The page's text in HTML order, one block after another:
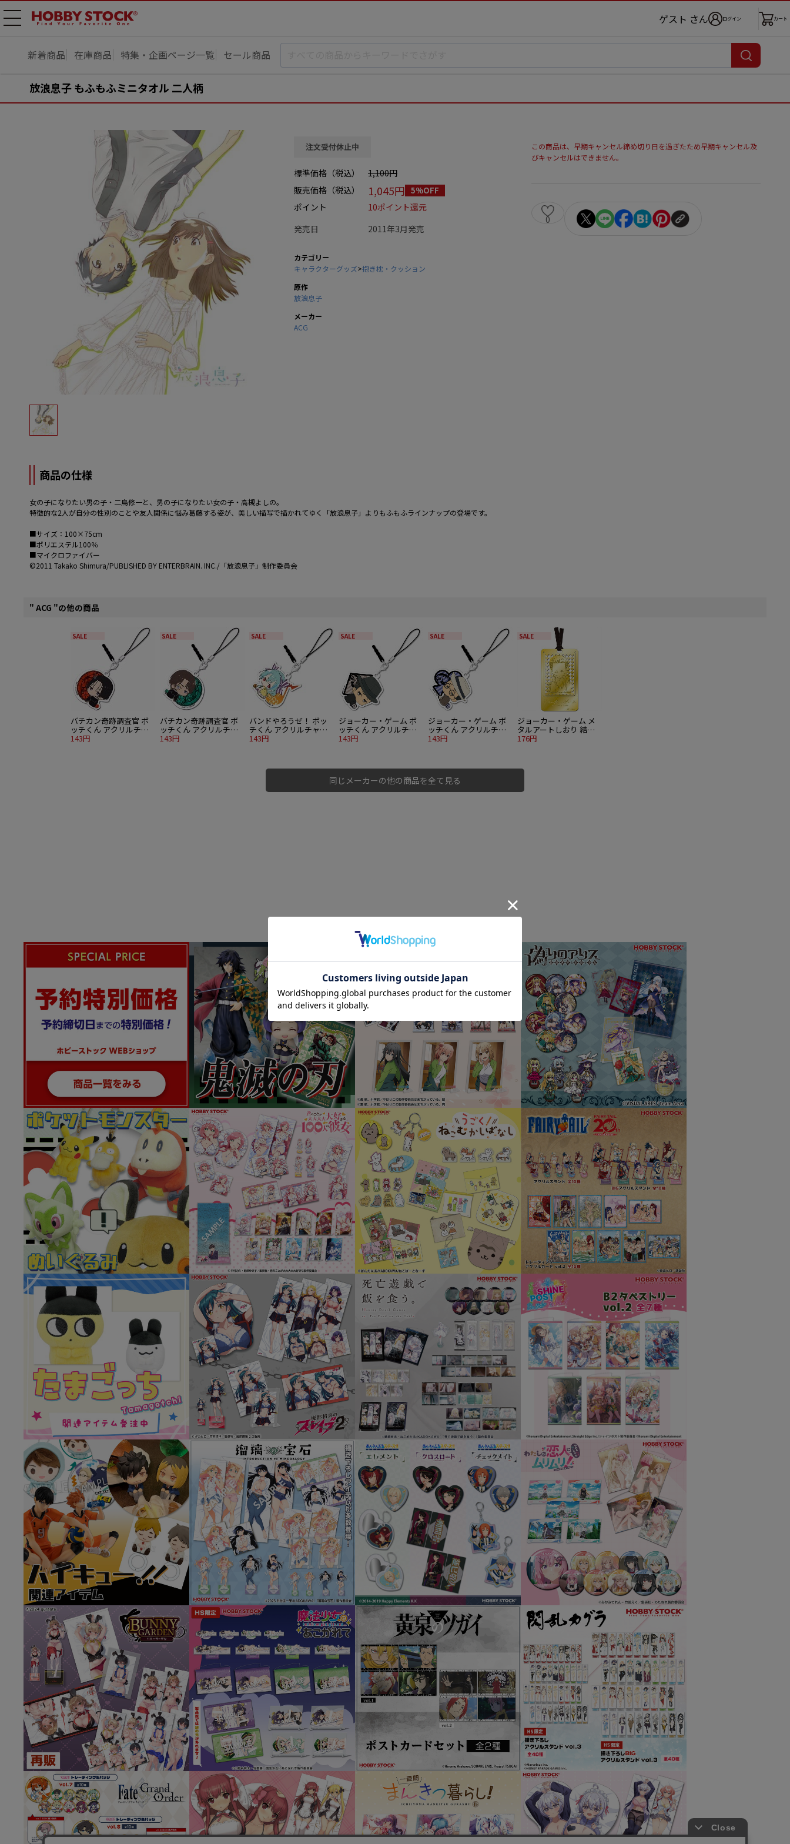
メニ
ゲスト さん ログイン カート
新着商品 在庫商品 特集・企画ページ一覧 セール商品
放浪息子 もふもふミニタオル 二人柄
注文受付休止中
標準価格（税込）
1,100円
販売価格（税込）
1,045円 5%OFF
ポイント
10ポイント還元
発売日
2011年3月発売
カテゴリー
キャラクターグッズ>抱き枕・クッション
原作
放浪息子
メーカー
ACG
この商品は、早期キャンセル締め切り日を過ぎたため早期キャンセル及
びキャンセルはできません。
0
商品の仕様
女の子になりたい男の子・二鳥修一と、男の子になりたい女の子・高槻よしの。
特徴的な2人が自分の性別のことや友人関係に悩み葛藤する姿が、美しい描写で描かれてゆく「放浪息子」よりもふもふラインナップの登場です。
■サイズ：100×75cm
■ポリエステル100％
■マイクロファイバー
©2011 Takako Shimura/PUBLISHED BY ENTERBRAIN. INC./「放浪息子」制作委員会
" ACG "の他の商品
SALE
バチカン奇跡調査官 ボ
ッチくん アクリルチャ
ーム 平賀・ヨゼフ・庚
143円
SALE
バチカン奇跡調査官 ボ
ッチくん アクリルチャ
ーム ロベルト・ニコラ
143円
SALE
バンドやろうぜ！ ボッ
チくん アクリルチャー
ム ミント
143円
SALE
ジョーカー・ゲーム ボ
ッチくん アクリルチャ
ーム 第2弾 飛崎（小田
143円
SALE
ジョーカー・ゲーム ボ
ッチくん アクリルチャ
ーム 第2弾 塩塚（福本）
143円
SALE
ジョーカー・ゲーム メ
タルアートしおり 結城
中佐
176円
同じメーカーの他の商品を全て見る